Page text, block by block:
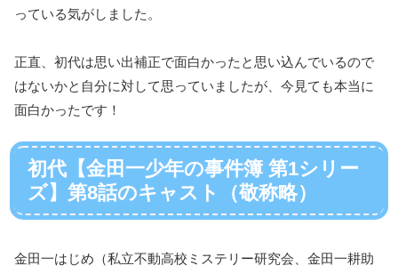
っている気がしました。
正直、初代は思い出補正で面白かったと思い込んでいるので
はないかと自分に対して思っていましたが、今見ても本当に
面白かったです！
初代【金田一少年の事件簿 第1シリー
ズ】第8話のキャスト（敬称略）
金田一はじめ（私立不動高校ミステリー研究会、金田一耕助